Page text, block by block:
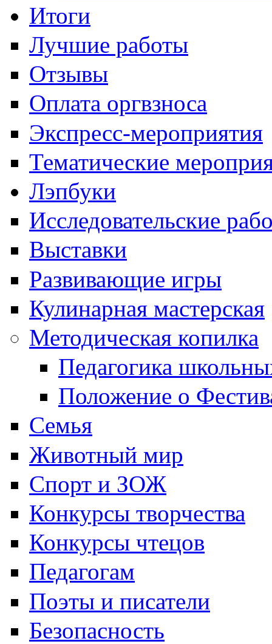
Итоги
Лучшие работы
Отзывы
Оплата оргвзноса
Экспресс-мероприятия
Тематические
Лэпбуки
Исследовательские
Выставки
Развивающие игры
Кулинарная мастерская
Методическая копилка
Педагогика
Положение о
Семья
Животный мир
Спорт и ЗОЖ
Конкурсы творчества
Конкурсы чтецов
Педагогам
Поэты и писатели
Безопасность